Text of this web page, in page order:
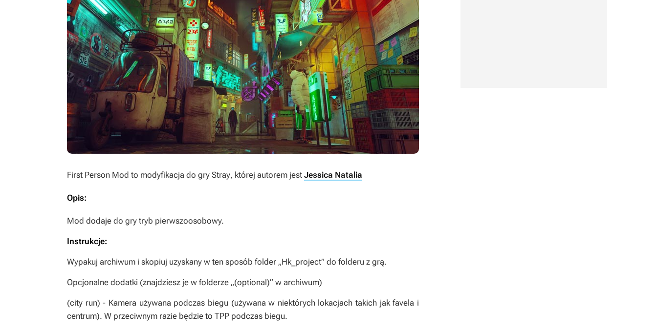
First Person Mod to modyfikacja do gry Stray, której autorem jest Jessica Natalia
Opis:
Mod dodaje do gry tryb pierwszoosobowy.
Instrukcje:
Wypakuj archiwum i skopiuj uzyskany w ten sposób folder „Hk_project” do folderu z grą.
Opcjonalne dodatki (znajdziesz je w folderze „(optional)” w archiwum)
(city run) - Kamera używana podczas biegu (używana w niektórych lokacjach takich jak favela i
centrum). W przeciwnym razie będzie to TPP podczas biegu.